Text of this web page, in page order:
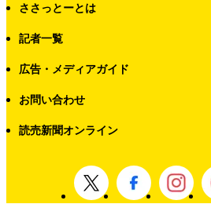
ささっとーとは
記者一覧
広告・メディアガイド
お問い合わせ
読売新聞オンライン